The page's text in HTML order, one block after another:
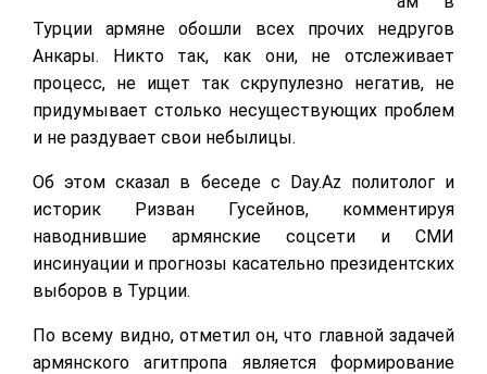
Турции армяне обошли всех прочих недругов
Анкары. Никто так, как они, не отслеживает
процесс, не ищет так скрупулезно негатив, не
придумывает столько несуществующих проблем
и не раздувает свои небылицы.
Об этом сказал в беседе с Day.Az политолог и
историк Ризван Гусейнов, комментируя
наводнившие армянские соцсети и СМИ
инсинуации и прогнозы касательно президентских
выборов в Турции.
По всему видно, отметил он, что главной задачей
армянского агитпропа является формирование